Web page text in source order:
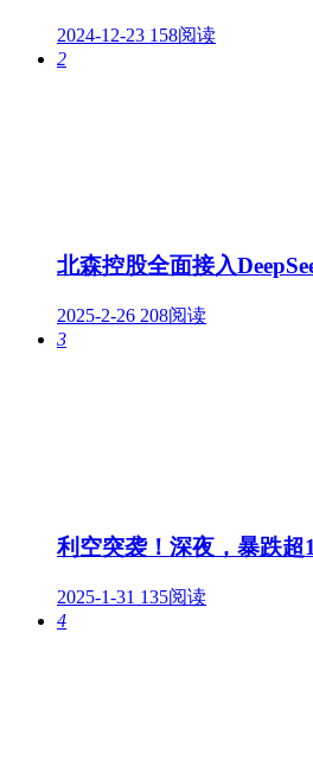
2024-12-23 158阅读
2
北森控股全面接入
2025-2-26 208阅读
3
利空突袭！深夜，暴跌超
2025-1-31 135阅读
4